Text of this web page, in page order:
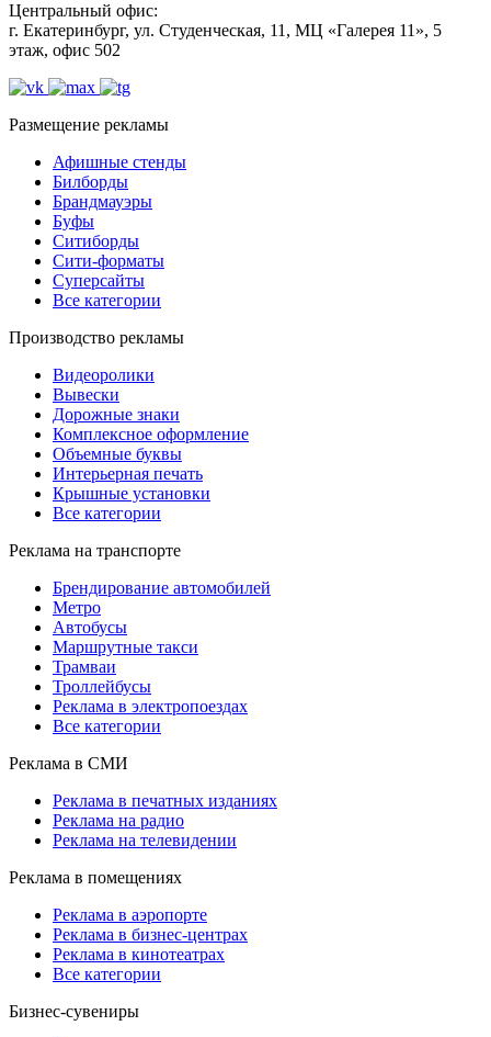
Центральный офис:
г. Екатеринбург, ул. Студенческая, 11, МЦ «Галерея 11», 5
этаж, офис 502
Размещение рекламы
Афишные стенды
Билборды
Брандмауэры
Буфы
Ситиборды
Сити-форматы
Суперсайты
Все категории
Производство рекламы
Видеоролики
Вывески
Дорожные знаки
Комплексное оформление
Объемные буквы
Интерьерная печать
Крышные установки
Все категории
Реклама на транспорте
Брендирование автомобилей
Метро
Автобусы
Маршрутные такси
Трамваи
Троллейбусы
Реклама в электропоездах
Все категории
Реклама в СМИ
Реклама в печатных изданиях
Реклама на радио
Реклама на телевидении
Реклама в помещениях
Реклама в аэропорте
Реклама в бизнес-центрах
Реклама в кинотеатрах
Все категории
Бизнес-сувениры